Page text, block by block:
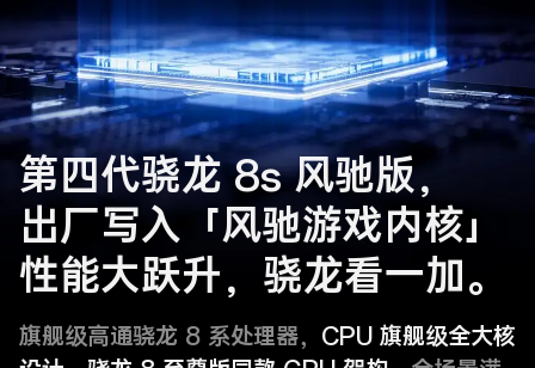
第四代骁龙 8s 风驰版，
出厂写入「风驰游戏内核」
性能大跃升，骁龙看一加。
旗舰级高通骁龙 8 系处理器， CPU 旗舰级全大核